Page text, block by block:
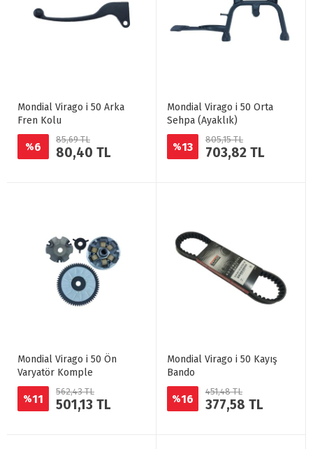
Mondial Virago i 50 Arka
Fren Kolu
%6
85,69 TL
80,40 TL
Mondial Virago i 50 Orta
Sehpa (Ayaklık)
%13
805,15 TL
703,82 TL
Mondial Virago i 50 Ön
Varyatör Komple
%11
562,43 TL
501,13 TL
Mondial Virago i 50 Kayış
Bando
%16
451,48 TL
377,58 TL